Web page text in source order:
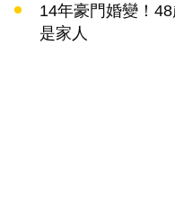
14年豪門婚變！
是家人